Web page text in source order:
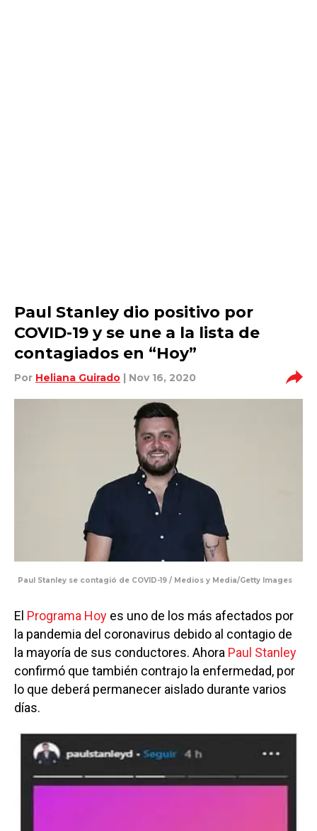
Paul Stanley dio positivo por
COVID-19 y se une a la lista de
contagiados en “Hoy”
Por Heliana Guirado | Nov 16, 2020
Paul Stanley se contagió de COVID-19 / Medios y Media/Getty Images
El Programa Hoy es uno de los más afectados por
la pandemia del coronavirus debido al contagio de
la mayoría de sus conductores. Ahora Paul Stanley
confirmó que también contrajo la enfermedad, por
lo que deberá permanecer aislado durante varios
días.